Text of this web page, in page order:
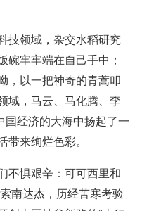
领域，杂交水稻研究
碗牢牢端在自己手中；
，以一把神奇的青蒿叩
域，马云、马化腾、李
国经济的大海中扬起了一
来绚烂色彩。
惧艰辛：可可西里和
南达杰，历经苦寒考验